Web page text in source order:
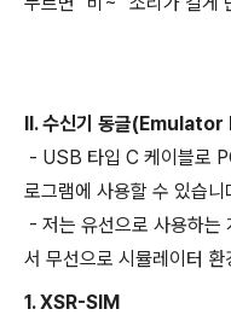
II. 수신기 동글(Emulator
- USB 타입 C 케이블로
로그램에 사용할 수 있습니
- 저는 유선으로 사용하는
서 무선으로 시뮬레이터
1. XSR-SIM